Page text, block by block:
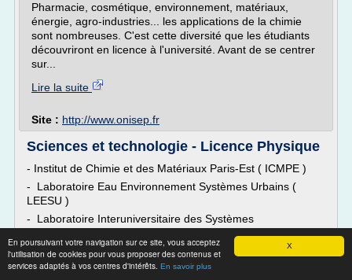
X
En poursuivant votre navigation sur ce site, vous acceptez
l'utilisation de cookies pour vous proposer des contenus et
services adaptés à vos centres d'intérêts. En savoir plus
Pharmacie, cosmétique, environnement, matériaux,
énergie, agro-industries... les applications de la chimie
sont nombreuses. C'est cette diversité que les étudiants
découvriront en licence à l'université. Avant de se centrer
sur...
Lire la suite
Site : http://www.onisep.fr
Sciences et technologie - Licence Physique
- Institut de Chimie et des Matériaux Paris-Est ( ICMPE )
- Laboratoire Eau Environnement Systèmes Urbains (
LEESU )
- Laboratoire Interuniversitaire des Systèmes
Enseignement
Organisation de la formation